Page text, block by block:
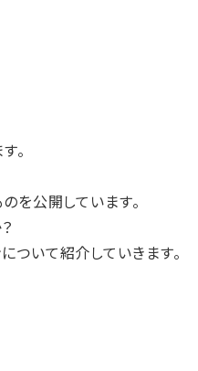
。
を公開しています。
いて紹介していきます。